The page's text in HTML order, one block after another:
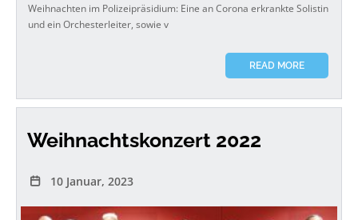
Weihnachten im Polizeipräsidium: Eine an Corona erkrankte Solistin
und ein Orchesterleiter, sowie v
READ MORE
Weihnachtskonzert 2022
10 Januar, 2023